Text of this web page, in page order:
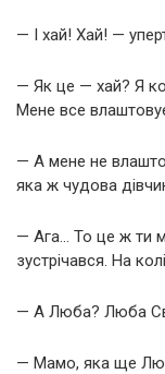
— І хай! Хай! —
— Як це — хай? Я
Мене все
— А мене не
яка ж чудова
— Ага… То це ж ти
зустрічався. На
— А Люба? Люба
— Мамо, яка ще